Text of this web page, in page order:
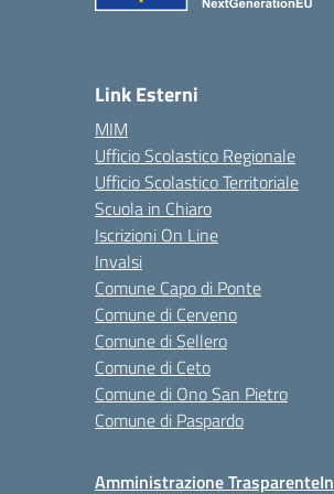
Link Esterni
MIM
Ufficio Scolastico Regionale
Ufficio Scolastico Territoriale
Scuola in Chiaro
Iscrizioni On Line
Invalsi
Comune Capo di Ponte
Comune di Cerveno
Comune di Sellero
Comune di Ceto
Comune di Ono San Pietro
Comune di Paspardo
Amministrazione Trasparente